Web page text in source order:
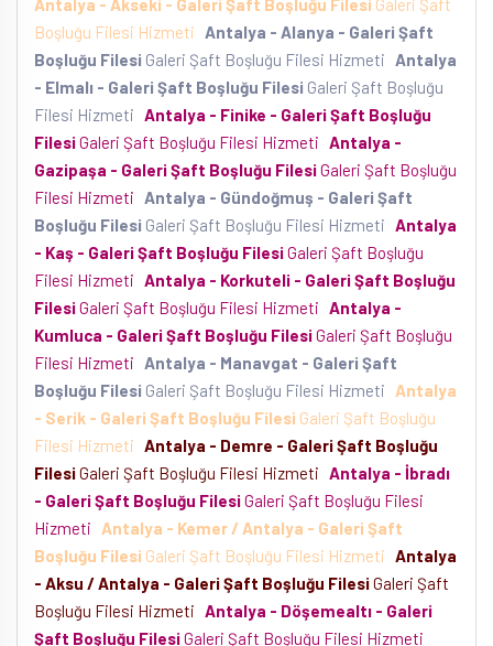
Antalya - Akseki - Galeri Şaft Boşluğu Filesi Galeri Şaft
Boşluğu Filesi Hizmeti Antalya - Alanya - Galeri Şaft
Boşluğu Filesi Galeri Şaft Boşluğu Filesi Hizmeti Antalya
- Elmalı - Galeri Şaft Boşluğu Filesi Galeri Şaft Boşluğu
Filesi Hizmeti Antalya - Finike - Galeri Şaft Boşluğu
FilesiGaleri Şaft Boşluğu Filesi Hizmeti Antalya -
Gazipaşa - Galeri Şaft Boşluğu FilesiGaleri Şaft Boşluğu
Filesi Hizmeti Antalya - Gündoğmuş - Galeri Şaft
Boşluğu Filesi Galeri Şaft Boşluğu Filesi Hizmeti Antalya
- Kaş - Galeri Şaft Boşluğu FilesiGaleri Şaft Boşluğu
Filesi Hizmeti Antalya - Korkuteli - Galeri Şaft Boşluğu
FilesiGaleri Şaft Boşluğu Filesi Hizmeti Antalya -
Kumluca - Galeri Şaft Boşluğu FilesiGaleri Şaft Boşluğu
Filesi Hizmeti Antalya - Manavgat - Galeri Şaft
Boşluğu Filesi Galeri Şaft Boşluğu Filesi Hizmeti
Antalya
- Serik - Galeri Şaft Boşluğu Filesi Galeri Şaft Boşluğu
Filesi Hizmeti Antalya - Demre - Galeri Şaft Boşluğu
FilesiGaleri Şaft Boşluğu Filesi Hizmeti Antalya - İbradı
- Galeri Şaft Boşluğu FilesiGaleri Şaft Boşluğu Filesi
Hizmeti
Antalya - Kemer / Antalya - Galeri Şaft
Boşluğu Filesi Galeri Şaft Boşluğu Filesi Hizmeti Antalya
- Aksu / Antalya - Galeri Şaft Boşluğu FilesiGaleri Şaft
Boşluğu Filesi Hizmeti Antalya - Döşemealtı - Galeri
Şaft Boşluğu FilesiGaleri Şaft Boşluğu Filesi Hizmeti